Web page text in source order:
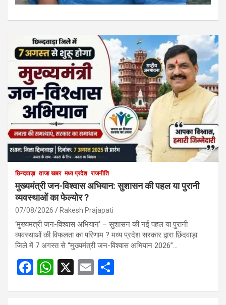
छिन्दवाड़ा ताजा खबर मध्य प्रदेश राजनीति
मुख्यमंत्री जन-विश्वास अभियान: सुशासन की पहल या पुरानी
व्यवस्थाओं का फेल्योर ?
07/08/2026 Rakesh Prajapati
‘मुख्यमंत्री जन-विश्वास अभियान’ – सुशासन की नई पहल या पुरानी
व्यवस्थाओं की विफलता का परिणाम ? मध्य प्रदेश सरकार द्वारा छिंदवाड़ा
जिले में 7 अगस्त से “मुख्यमंत्री जन-विश्वास अभियान 2026”…
F
W X
E